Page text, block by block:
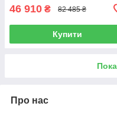
46 910 ₴ 82 485 ₴
Купити
Про нас